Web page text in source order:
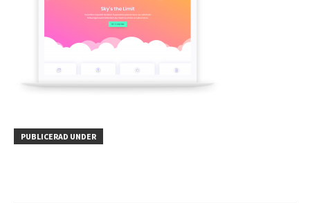
PUBLICERAD UNDER